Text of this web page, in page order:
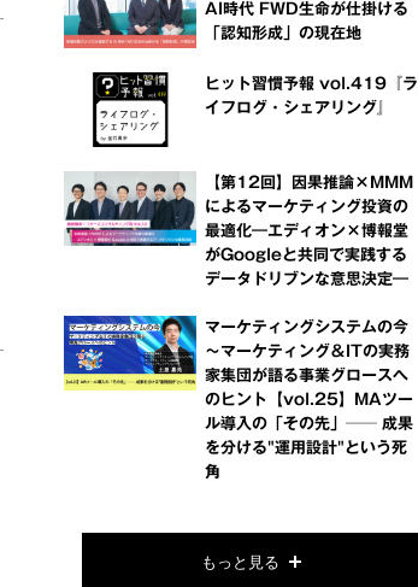
AI時代 FWD生命が仕掛ける
「認知形成」の現在地
ヒット習慣予報 vol.419『ラ
イフログ・シェアリング』
【第12回】因果推論×MMM
によるマーケティング投資の
最適化―エディオン×博報堂
がGoogleと共同で実践する
データドリブンな意思決定―
マーケティングシステムの今
～マーケティング＆ITの実務
家集団が語る事業グロースへ
のヒント【vol.25】MAツー
ル導入の「その先」── 成果
を分ける"運用設計"という死
角
もっと見る